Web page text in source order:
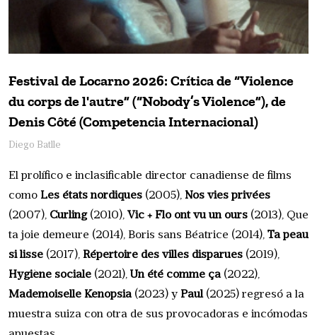
Festival de Locarno 2026: Crítica de “Violence
du corps de l'autre” (“Nobody’s Violence”), de
Denis Côté (Competencia Internacional)
Diego Batlle
El prolífico e inclasificable director canadiense de films
como Les états nordiques (2005), Nos vies privées
(2007), Curling(2010), Vic + Flo ont vu un ours (2013), Que
ta joie demeure (2014), Boris sans Béatrice (2014), Ta peau
si lisse (2017), Répertoire des villes disparues (2019),
Hygiène sociale (2021), Un été comme ça(2022),
Mademoiselle Kenopsia(2023) y Paul(2025) regresó a la
muestra suiza con otra de sus provocadoras e incómodas